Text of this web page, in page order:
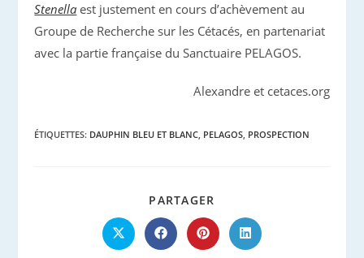
Stenella est justement en cours d’achèvement au
Groupe de Recherche sur les Cétacés, en partenariat
avec la partie française du Sanctuaire PELAGOS.
Alexandre et cetaces.org
ÉTIQUETTES: DAUPHIN BLEU ET BLANC, PELAGOS, PROSPECTION
PARTAGER
CONTENU
Ouvrir
dans
Ouvrir
dans
Ouvrir
dans
Ouvrir
dans